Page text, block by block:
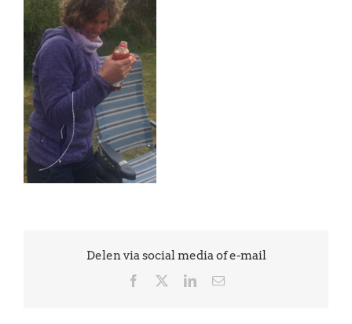
Delen via social media of e-mail
Facebook LinkedIn
E-